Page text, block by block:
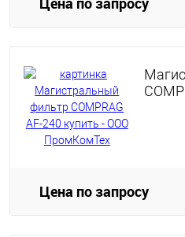
Цена по запросу